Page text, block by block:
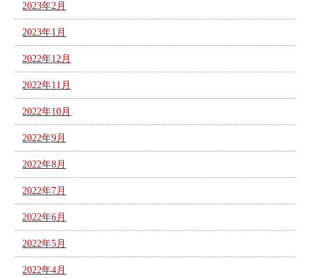
2023年2月
2023年1月
2022年12月
2022年11月
2022年10月
2022年9月
2022年8月
2022年7月
2022年6月
2022年5月
2022年4月